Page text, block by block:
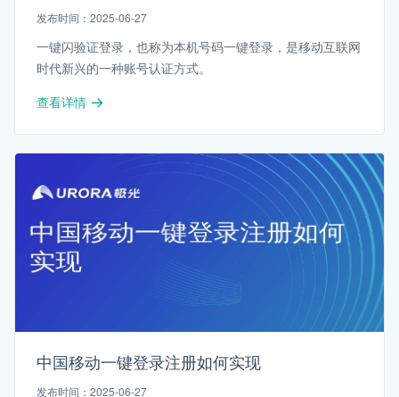
发布时间：2025-06-27
一键闪验证登录，也称为本机号码一键登录，是移动互联网
时代新兴的一种账号认证方式。
查看详情
中国移动一键登录注册如何实现
发布时间：2025-06-27